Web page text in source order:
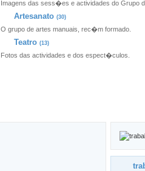
Imagens das sess�es e actividades do Grupo
Artesanato (30)
O grupo de artes manuais, rec�m formado.
Teatro (13)
Fotos das actividades e dos espect�culos.